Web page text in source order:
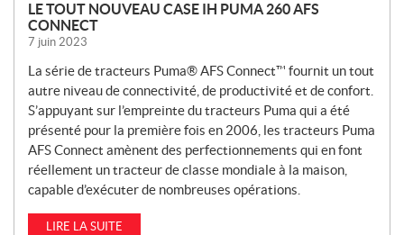
LE TOUT NOUVEAU CASE IH PUMA 260 AFS
CONNECT
7 juin 2023
La série de tracteurs Puma® AFS Connect™ fournit un tout
autre niveau de connectivité, de productivité et de confort.
S’appuyant sur l’empreinte du tracteurs Puma qui a été
présenté pour la première fois en 2006, les tracteurs Puma
AFS Connect amènent des perfectionnements qui en font
réellement un tracteur de classe mondiale à la maison,
capable d’exécuter de nombreuses opérations.
LIRE LA SUITE